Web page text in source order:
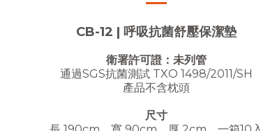
CB-12 | 呼吸抗菌舒壓保潔墊
衛署許可證：未列管
通過SGS抗菌測試 TXO 1498/2011/SH
產品不含枕頭
尺寸